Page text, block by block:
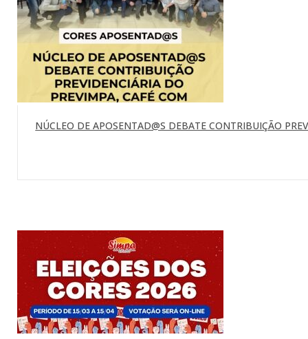
NÚCLEO DE APOSENTAD@S DEBATE CONTRIBUIÇÃO